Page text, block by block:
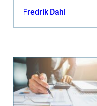
Fredrik Dahl